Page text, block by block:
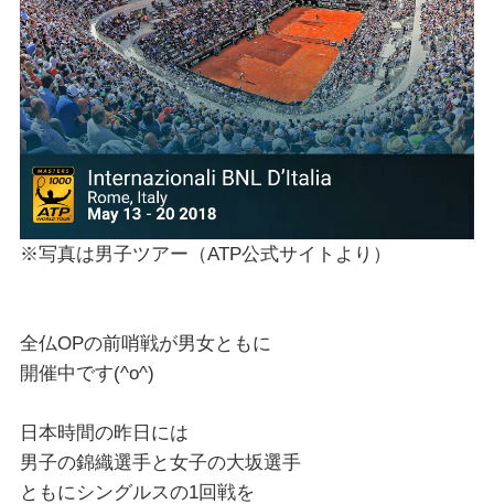
※写真は男子ツアー（ATP公式サイトより）
全仏OPの前哨戦が男女ともに
開催中です(^o^)
日本時間の昨日には
男子の錦織選手と女子の大坂選手
ともにシングルスの1回戦を